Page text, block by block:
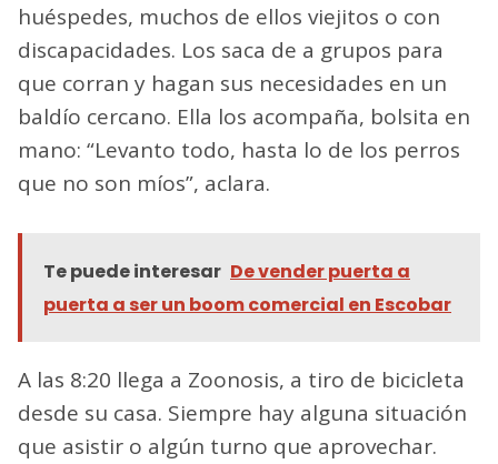
huéspedes, muchos de ellos viejitos o con
discapacidades. Los saca de a grupos para
que corran y hagan sus necesidades en un
baldío cercano. Ella los acompaña, bolsita en
mano: “Levanto todo, hasta lo de los perros
que no son míos”, aclara.
Te puede interesar De vender puerta a
puerta a ser un boom comercial en Escobar
A las 8:20 llega a Zoonosis, a tiro de bicicleta
desde su casa. Siempre hay alguna situación
que asistir o algún turno que aprovechar.